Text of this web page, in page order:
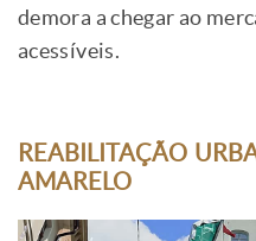
demora a chegar ao
acessíveis.
REABILITAÇÃO
AMARELO